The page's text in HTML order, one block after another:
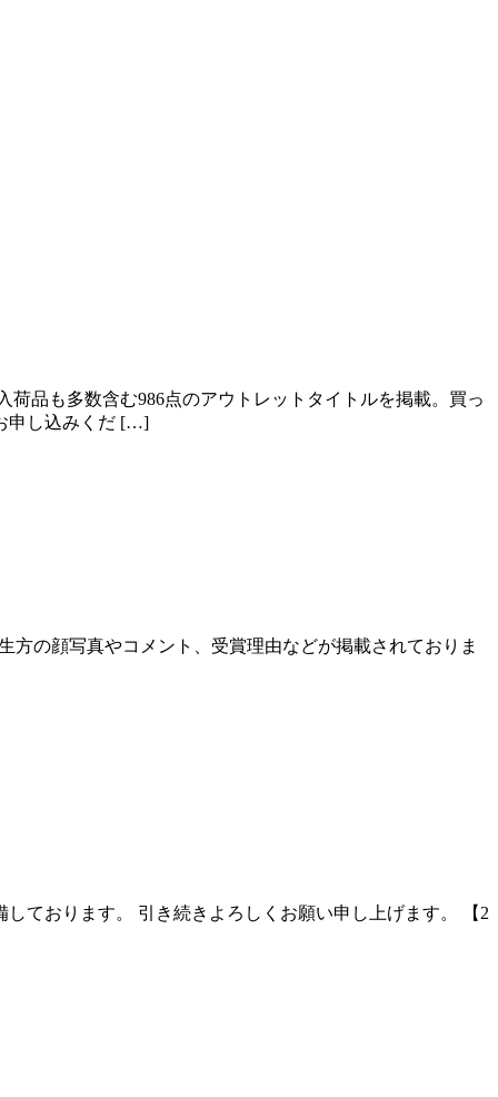
品も多数含む986点のアウトレットタイトルを掲載。買っ
申し込みくだ […]
方の顔写真やコメント、受賞理由などが掲載されておりま
ております。 引き続きよろしくお願い申し上げます。 【2